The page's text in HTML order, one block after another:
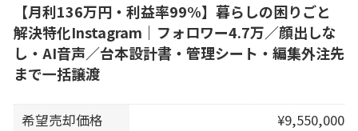
【月利136万円・利益率99%】暮らしの困りごと
解決特化Instagram｜フォロワー4.7万／顔出しな
し・AI音声／台本設計書・管理シート・編集外注先
まで一括譲渡
希望売却価格
¥9,550,000